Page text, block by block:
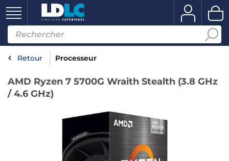
Retour Processeur
AMD Ryzen 7 5700G Wraith Stealth (3.8 GHz
/ 4.6 GHz)